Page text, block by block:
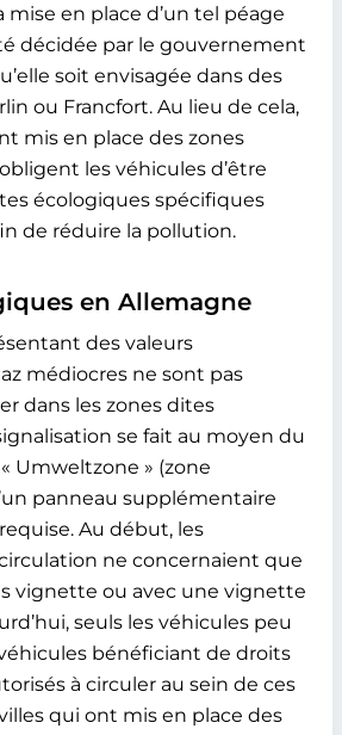
mise en place d’un tel péage
décidée par le gouvernement
soit envisagée dans des
ou Francfort. Au lieu de cela,
mis en place des zones
les véhicules d’être
écologiques spécifiques
de réduire la pollution.
en Allemagne
des valeurs
médiocres ne sont pas
dans les zones dites
se fait au moyen du
Umweltzone » (zone
panneau supplémentaire
Au début, les
ne concernaient que
vignette ou avec une vignette
seuls les véhicules peu
bénéficiant de droits
à circuler au sein de ces
qui ont mis en place des